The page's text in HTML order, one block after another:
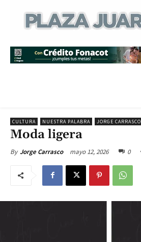
CULTURA NUESTRA PALABRA JORGE CARRASCO
Moda ligera
By Jorge Carrasco mayo 12, 2026 0